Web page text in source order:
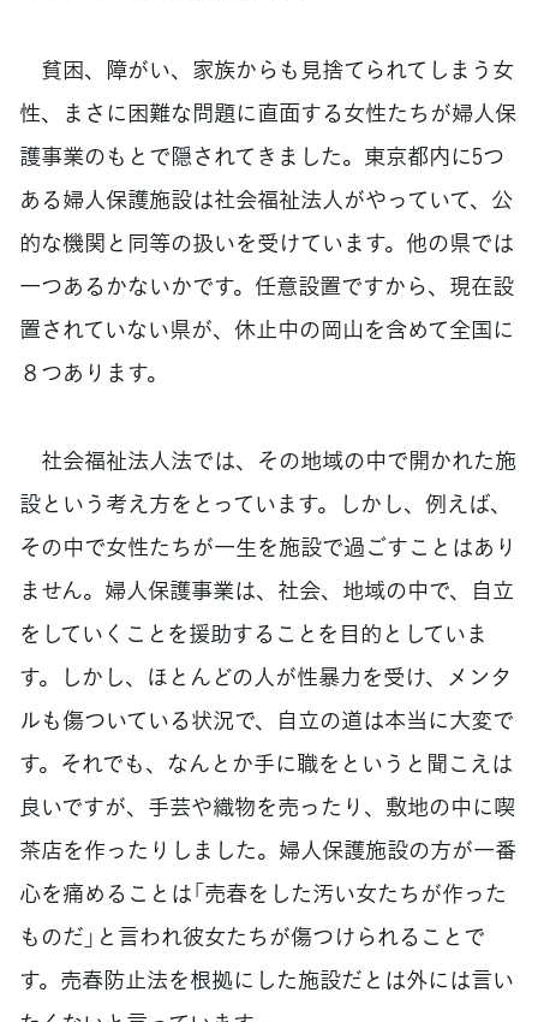
貧困、障がい、家族からも見捨てられてしまう女
性、まさに困難な問題に直面する女性たちが婦人保
護事業のもとで隠されてきました。東京都内に5つ
ある婦人保護施設は社会福祉法人がやっていて、公
的な機関と同等の扱いを受けています。他の県では
一つあるかないかです。任意設置ですから、現在設
置されていない県が、休止中の岡山を含めて全国に
８つあります。
社会福祉法人法では、その地域の中で開かれた施
設という考え方をとっています。しかし、例えば、
その中で女性たちが一生を施設で過ごすことはあり
ません。婦人保護事業は、社会、地域の中で、自立
をしていくことを援助することを目的としていま
す。しかし、ほとんどの人が性暴力を受け、メンタ
ルも傷ついている状況で、自立の道は本当に大変で
す。それでも、なんとか手に職をというと聞こえは
良いですが、手芸や織物を売ったり、敷地の中に喫
茶店を作ったりしました。婦人保護施設の方が一番
心を痛めることは「売春をした汚い女たちが作った
ものだ」と言われ彼女たちが傷つけられることで
す。売春防止法を根拠にした施設だとは外には言い